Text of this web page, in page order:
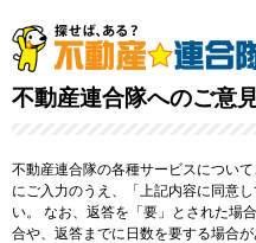
不動産連合隊へのご意
不動産連合隊の各種サービスについ
にご入力のうえ、「上記内容に同意
い。
なお、返答を「要」とされた場
合や、返答までに日数を要する場合